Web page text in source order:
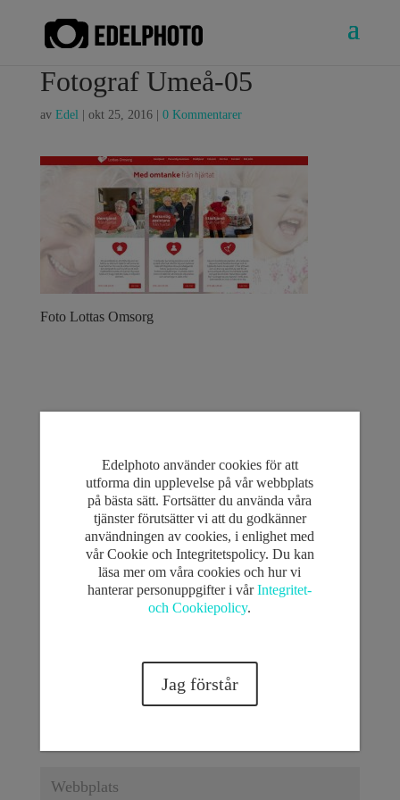
Fotograf Umeå-05
av Edel| okt 25, 2016| 0 Kommentarer
Foto Lottas Omsorg
Skicka kommentar
fält är märkta*
Edelphoto använder cookies för att
utforma din upplevelse på vår webbplats
på bästa sätt. Fortsätter du använda våra
tjänster förutsätter vi att du godkänner
användningen av cookies, i enlighet med
vår Cookie och Integritetspolicy. Du kan
läsa mer om våra cookies och hur vi
hanterar personuppgifter i vårIntegritet-
och Cookiepolicy.
Jag förstår